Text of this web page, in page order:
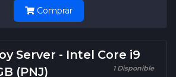
Comprar
Server - Intel Core i9
(PNJ)
1 Disponible